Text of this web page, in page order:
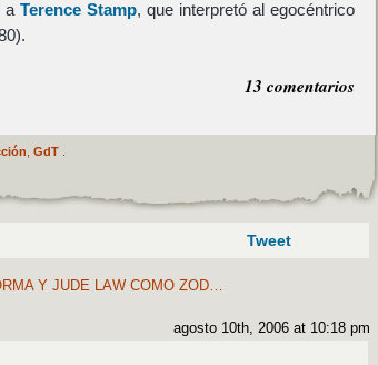
a Terence Stamp, que interpretó al egocéntrico
13 comentarios
GdT.
Tweet
Y JUDE LAW COMO ZOD…
agosto 10th, 2006 at 10:18 pm